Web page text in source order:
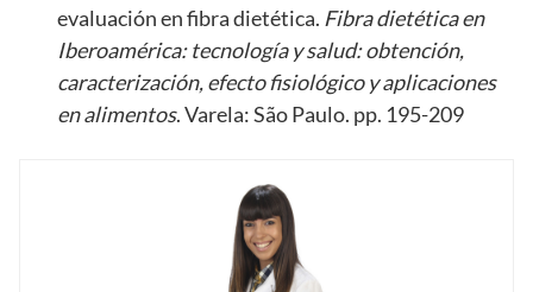
evaluación en fibra dietética. Fibra dietética en
Iberoamérica: tecnología y salud: obtención,
caracterización, efecto fisiológico y aplicaciones
en alimentos. Varela: São Paulo. pp. 195-209